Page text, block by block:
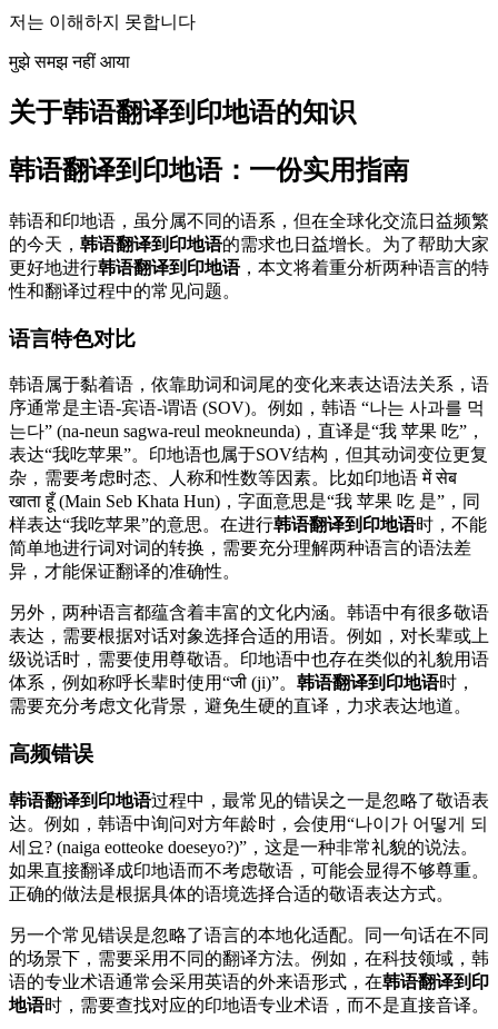
저는 이해하지 못합니다
मुझे समझ नहीं आया
关于韩语翻译到印地语的知识
韩语翻译到印地语：一份实用指南
韩语和印地语，虽分属不同的语系，但在全球化交流日益频繁
的今天， 韩语翻译到印地语的需求也日益增长。为了帮助大家
更好地进行韩语翻译到印地语，本文将着重分析两种语言的特
性和翻译过程中的常见问题。
语言特色对比
韩语属于黏着语，依靠助词和词尾的变化来表达语法关系，语
序通常是主语-宾语-谓语 (SOV)。例如，韩语 “나는 사과를 먹
는다” (na-neun sagwa-reul meokneunda)，直译是“我 苹果 吃”，
表达“我吃苹果”。印地语也属于SOV结构，但其动词变位更复
杂，需要考虑时态、人称和性数等因素。比如印地语 में सेब
खाता हूँ (Main Seb Khata Hun)，字面意思是“我 苹果 吃 是”，同
样表达“我吃苹果”的意思。在进行韩语翻译到印地语时，不能
简单地进行词对词的转换，需要充分理解两种语言的语法差
异，才能保证翻译的准确性。
另外，两种语言都蕴含着丰富的文化内涵。韩语中有很多敬语
表达，需要根据对话对象选择合适的用语。例如，对长辈或上
级说话时，需要使用尊敬语。印地语中也存在类似的礼貌用语
体系，例如称呼长辈时使用“जी (ji)”。 韩语翻译到印地语时，
需要充分考虑文化背景，避免生硬的直译，力求表达地道。
高频错误
韩语翻译到印地语过程中，最常见的错误之一是忽略了敬语表
达。例如，韩语中询问对方年龄时，会使用“나이가 어떻게 되
세요? (naiga eotteoke doeseyo?)”，这是一种非常礼貌的说法。
如果直接翻译成印地语而不考虑敬语，可能会显得不够尊重。
正确的做法是根据具体的语境选择合适的敬语表达方式。
另一个常见错误是忽略了语言的本地化适配。同一句话在不同
的场景下，需要采用不同的翻译方法。例如，在科技领域，韩
语的专业术语通常会采用英语的外来语形式，在韩语翻译到印
地语时，需要查找对应的印地语专业术语，而不是直接音译。